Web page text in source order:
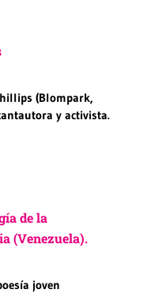
(Blompark,
y activista.
de la
(Venezuela).
joven